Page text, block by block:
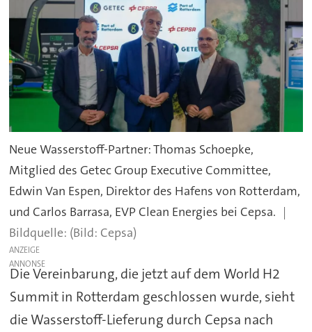
Neue Wasserstoff-Partner: Thomas Schoepke,
Mitglied des Getec Group Executive Committee,
Edwin Van Espen, Direktor des Hafens von Rotterdam,
und Carlos Barrasa, EVP Clean Energies bei Cepsa.
(Bild: Cepsa)
ANZEIGE
Die Vereinbarung, die jetzt auf dem World H2
Summit in Rotterdam geschlossen wurde, sieht
die Wasserstoff-Lieferung durch Cepsa nach